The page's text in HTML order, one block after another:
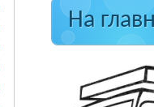
На